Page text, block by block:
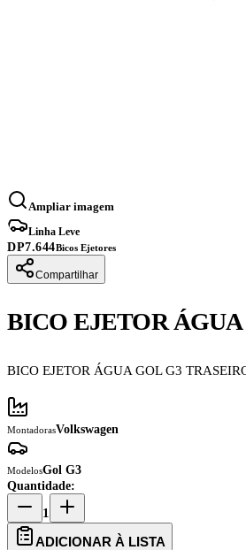
Ampliar imagem
Linha Leve
DP7.644Bicos Ejetores
Compartilhar
BICO EJETOR ÁGUA
BICO EJETOR ÁGUA GOL G3
MontadorasVolkswagen
ModelosGol G3
Quantidade:
1
ADICIONAR À LISTA